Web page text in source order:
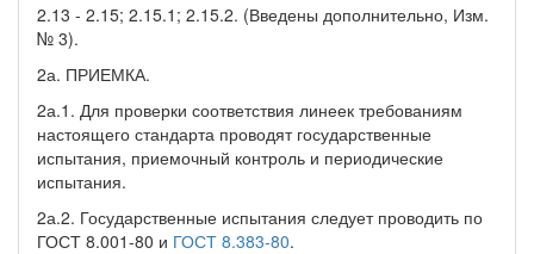
2.13 - 2.15; 2.15.1; 2.15.2. (Введены дополнительно, Изм.
№ 3).
2а. ПРИЕМКА.
2а.1. Для проверки соответствия линеек требованиям
настоящего стандарта проводят государственные
испытания, приемочный контроль и периодические
испытания.
2а.2. Государственные испытания следует проводить по
ГОСТ 8.001-80 и ГОСТ 8.383-80.